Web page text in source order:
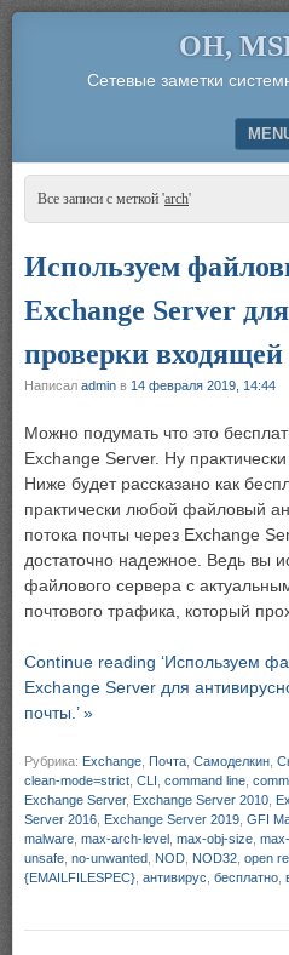
OH,
Сетевые заметки
SKIP TO CONTENT
Все записи с меткой 'arch'
Используем
Exchange Server
проверки
Написал admin в 14 февраля 2019, 14:44
Можно подумать что это
Exchange Server. Ну
Ниже будет рассказано как
практически любой файловый
потока почты через Exchange
достаточно надежное. Ведь вы
файлового сервера с
почтового трафика, который
Continue reading ‘Используем
Exchange Server для
почты.’ »
Рубрика: Exchange Почта Самоделкин
clean-mode=strict CLI command line
Exchange Server, Exchange Server 2010
Server 2016 Exchange Server 2019 GFI
malware max-arch-level max-obj-size
unsafe no-unwanted NOD NOD32 open
{EMAILFILESPEC} антивирус бесплатно